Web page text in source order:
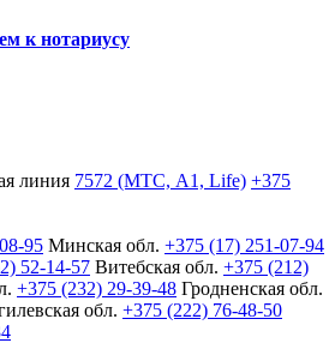
к нотариусу
линия 7572 (МТС, A1, Life) +375
95 Минская обл. +375 (17) 251-07-94
52-14-57 Витебская обл. +375 (212)
+375 (232) 29-39-48 Гродненская обл.
обл. +375 (222) 76-48-50